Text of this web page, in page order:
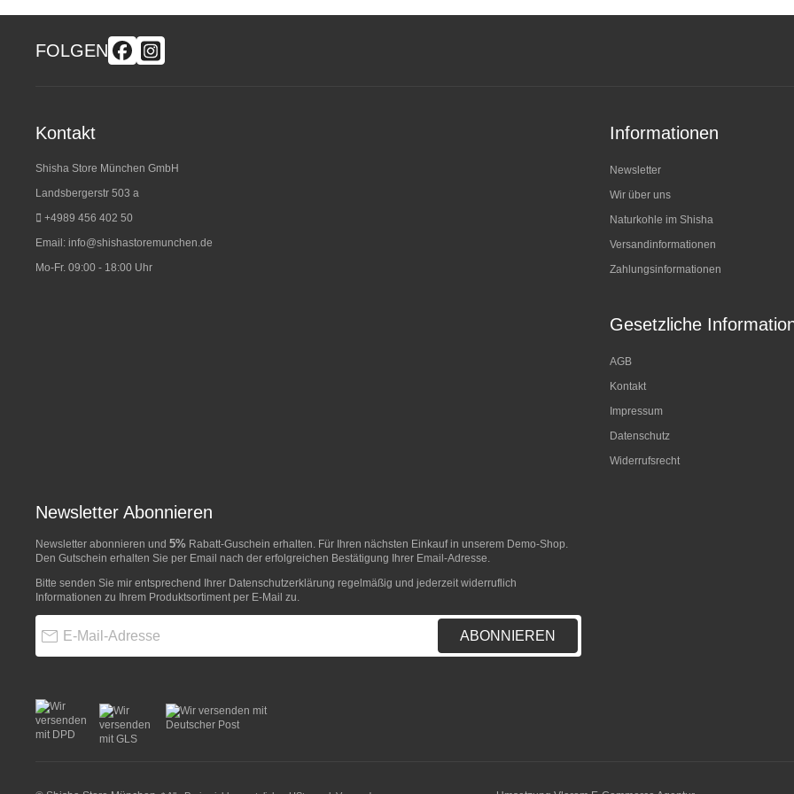
FOLGEN
Kontakt
Shisha Store München GmbH
Landsbergerstr 503 a
+4989 456 402 50
Email: info@shishastoremunchen.de
Mo-Fr. 09:00 - 18:00 Uhr
Informationen
Newsletter
Wir über uns
Naturkohle im Shisha
Versandinformationen
Zahlungsinformationen
Gesetzliche
AGB
Kontakt
Impressum
Datenschutz
Widerrufsrecht
Newsletter Abonnieren
Newsletter abonnieren und 5% Rabatt-Guschein erhalten. Für Ihren nächsten Einkauf in unserem Demo-Shop.
Den Gutschein erhalten Sie per Email nach der erfolgreichen Bestätigung Ihrer Email-Adresse.
Bitte senden Sie mir entsprechend Ihrer Datenschutzerklärung regelmäßig und jederzeit widerruflich
Informationen zu Ihrem Produktsortiment per E-Mail zu.
ABONNIEREN